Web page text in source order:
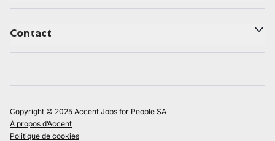
Contact
Copyright © 2025 Accent Jobs for People SA
À propos d’Accent
Politique de cookies